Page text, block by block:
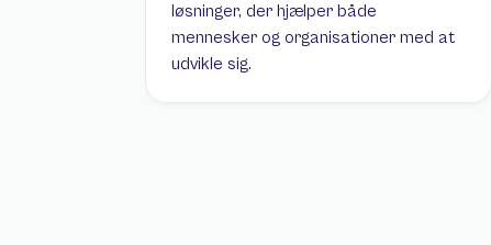
løsninger, der hjælper både
mennesker og organisationer med at
udvikle sig.